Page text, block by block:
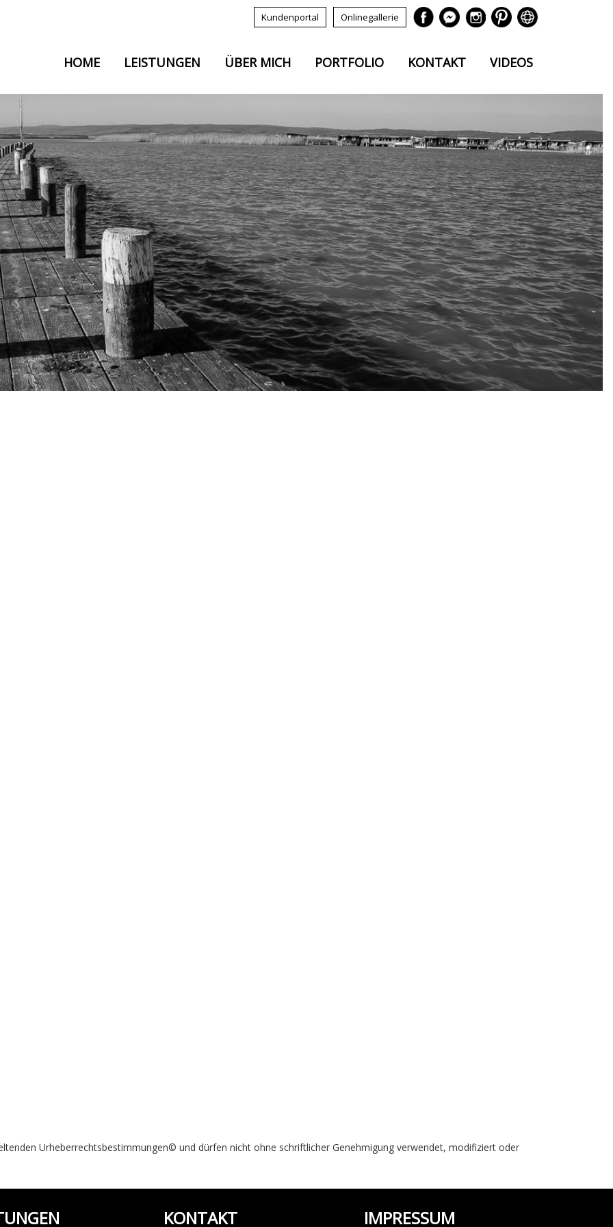
Kundenportal Onlinegallerie
HOME LEISTUNGEN ÜBER MICH PORTFOLIO KONTAKT VIDEOS
Urheberrechtsbestimmungen© und dürfen nicht ohne schriftlicher Genehmigung verwendet, modifiziert oder
KONTAKT IMPRESSUM